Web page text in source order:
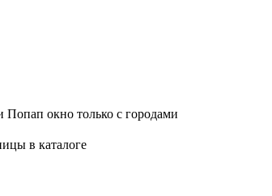
Попап окно только с городами
в каталоге